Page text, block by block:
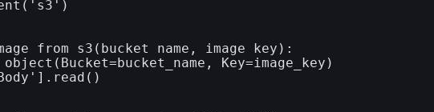
image_key):
Key=image_key)